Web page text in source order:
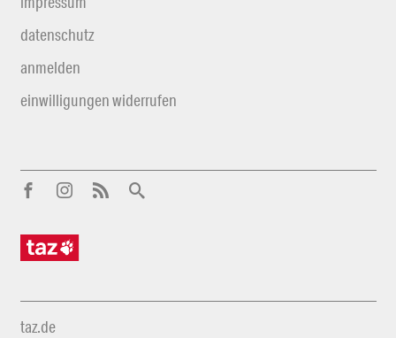
datenschutz
anmelden
einwilligungen widerrufen
taz.de